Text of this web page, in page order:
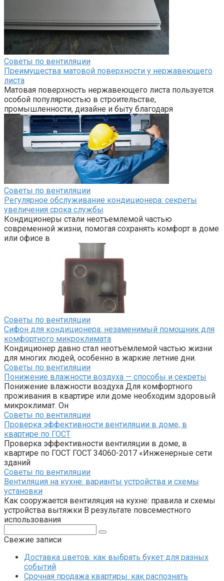
Советы по вентиляции
Преимущества матовой поверхности у нержавеющего
листа
Матовая поверхность нержавеющего листа пользуется
особой популярностью в строительстве,
промышленности, дизайне и быту благодаря
Советы по вентиляции
Регулярное обслуживание кондиционера: секреты
увеличения срока службы
Кондиционеры стали неотъемлемой частью
современной жизни, помогая сохранять комфорт в доме
или офисе в
Советы по вентиляции
Сифон для кондиционера: незаменимый помощник для
комфортного микроклимата
Кондиционер давно стал неотъемлемой частью жизни
для многих людей, особенно в жаркие летние дни.
Советы по вентиляции
Понижение влажности воздуха — способы и секреты
Понижение влажности воздуха Для комфортного
проживания в квартире или доме необходим здоровый
микроклимат. Он
Советы по вентиляции
Проверка эффективности вентиляции в доме, в
квартире по ГОСТ
Проверка эффективности вентиляции в доме, в
квартире по ГОСТ ГОСТ 34060-2017 «Инженерные сети
зданий
Советы по вентиляции
Вентиляция на кухне: варианты устройства и схемы
установки
Как сооружается вентиляция на кухне: правила и схемы
устройства вытяжки В результате повсеместного
использования
Свежие записи
Доставка цветов: как выбрать букет для разных
событий
Срочная продажа квартиры: как распознать